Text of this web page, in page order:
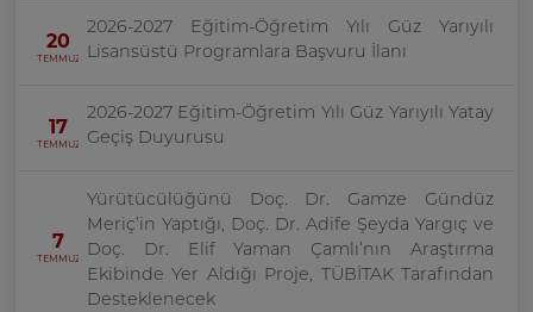
20
TEMMUZ
2026-2027 Eğitim-Öğretim Yılı Güz Yarıyılı
Lisansüstü Programlara Başvuru İlanı
17
TEMMUZ
2026-2027 Eğitim-Öğretim Yılı Güz Yarıyılı Yatay
Geçiş Duyurusu
7
TEMMUZ
Yürütücülüğünü Doç. Dr. Gamze Gündüz
Meriç’in Yaptığı, Doç. Dr. Adife Şeyda Yargıç ve
Doç. Dr. Elif Yaman Çamlı’nın Araştırma
Ekibinde Yer Aldığı Proje, TÜBİTAK Tarafından
Desteklenecek